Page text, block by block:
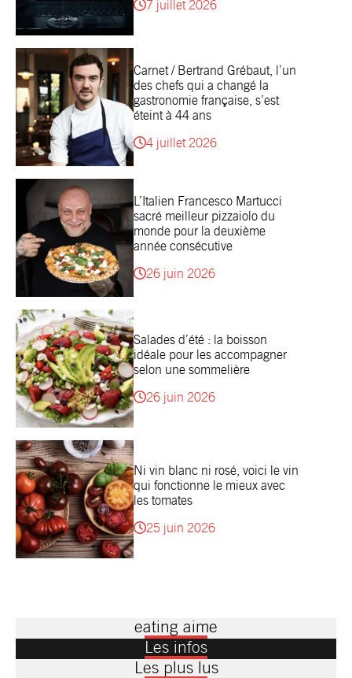
7 juillet 2026
Carnet / Bertrand Grébaut, l’un
des chefs qui a changé la
gastronomie française, s’est
éteint à 44 ans
4 juillet 2026
L’Italien Francesco Martucci
sacré meilleur pizzaiolo du
monde pour la deuxième
année consécutive
26 juin 2026
Salades d’été : la boisson
idéale pour les accompagner
selon une sommelière
26 juin 2026
Ni vin blanc ni rosé, voici le vin
qui fonctionne le mieux avec
les tomates
25 juin 2026
eating aime
Les infos
Les plus lus